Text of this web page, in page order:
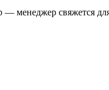
— менеджер свяжется